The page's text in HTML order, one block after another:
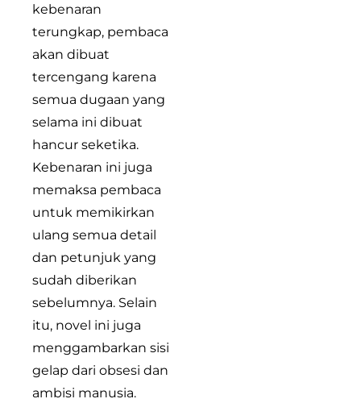
kebenaran
terungkap, pembaca
akan dibuat
tercengang karena
semua dugaan yang
selama ini dibuat
hancur seketika.
Kebenaran ini juga
memaksa pembaca
untuk memikirkan
ulang semua detail
dan petunjuk yang
sudah diberikan
sebelumnya. Selain
itu, novel ini juga
menggambarkan sisi
gelap dari obsesi dan
ambisi manusia.